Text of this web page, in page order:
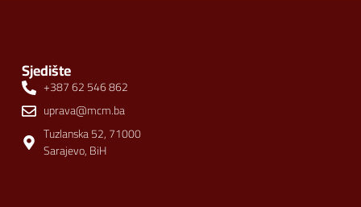
Sjedište
+387 62 546 862
uprava@mcm.ba
Tuzlanska 52, 71000
Sarajevo, BiH